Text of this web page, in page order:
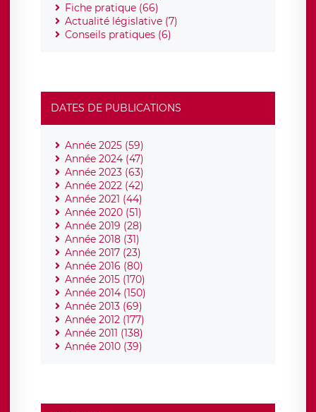
Fiche pratique (66)
Actualité législative (7)
Conseils pratiques (6)
DATES DE PUBLICATIONS
Année 2025 (59)
Année 2024 (47)
Année 2023 (63)
Année 2022 (42)
Année 2021 (44)
Année 2020 (51)
Année 2019 (28)
Année 2018 (31)
Année 2017 (23)
Année 2016 (80)
Année 2015 (170)
Année 2014 (150)
Année 2013 (69)
Année 2012 (177)
Année 2011 (138)
Année 2010 (39)